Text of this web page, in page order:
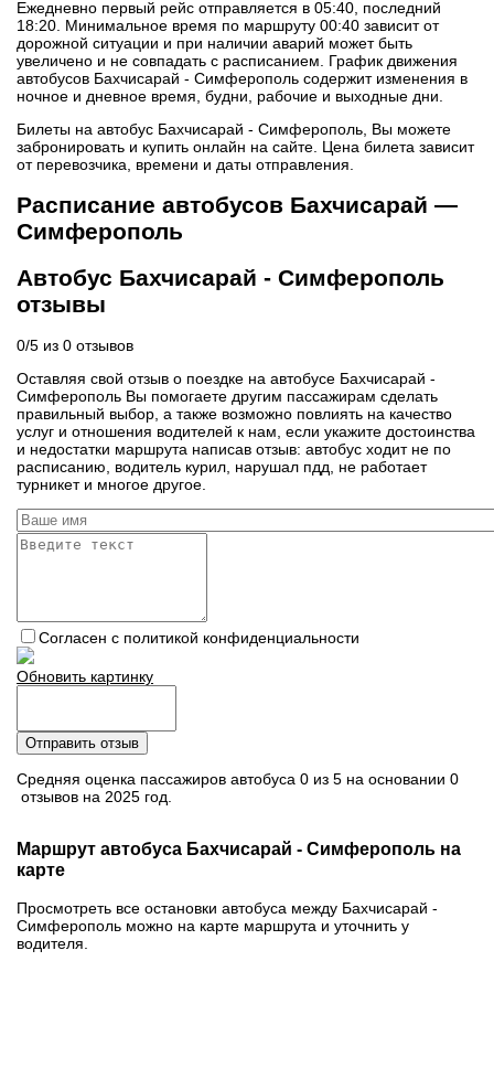
Ежедневно первый рейс отправляется в 05:40, последний
18:20. Минимальное время по маршруту 00:40 зависит от
дорожной ситуации и при наличии аварий может быть
увеличено и не совпадать с расписанием. График движения
автобусов Бахчисарай - Симферополь содержит изменения в
ночное и дневное время, будни, рабочие и выходные дни.
Билеты на автобус Бахчисарай - Симферополь, Вы можете
забронировать и купить онлайн на сайте. Цена билета зависит
от перевозчика, времени и даты отправления.
Расписание автобусов Бахчисарай —
Симферополь
Автобус Бахчисарай - Симферополь
отзывы
0/5 из 0 отзывов
Оставляя свой отзыв о поездке на автобусе Бахчисарай -
Симферополь Вы помогаете другим пассажирам сделать
правильный выбор, а также возможно повлиять на качество
услуг и отношения водителей к нам, если укажите достоинства
и недостатки маршрута написав отзыв: автобус ходит не по
расписанию, водитель курил, нарушал пдд, не работает
турникет и многое другое.
Согласен с политикой конфиденциальности
Обновить картинку
Отправить отзыв
Средняя оценка пассажиров автобуса 0 из 5 на основании 0
отзывов на 2025 год.
Маршрут автобуса Бахчисарай - Симферополь на
карте
Просмотреть все остановки автобуса между Бахчисарай -
Симферополь можно на карте маршрута и уточнить у
водителя.